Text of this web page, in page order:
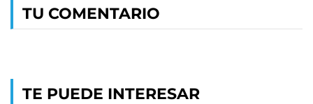
TU COMENTARIO
TE PUEDE INTERESAR